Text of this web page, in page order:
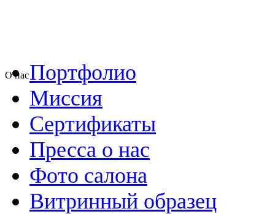
О насПортфолио
Миссия
Сертификаты
Пресса о нас
Фото салона
Витринный образец